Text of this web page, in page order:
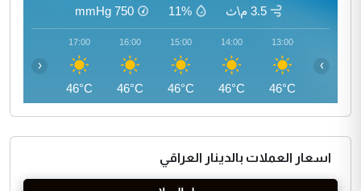
3.5 م\ث 11%
750
mmHg
13:00
46°C
14:00
46°C
15:00
46°C
16:00
46°C
17:00
46°C
‹ ›
اسعار العملات بالدينار العراقي